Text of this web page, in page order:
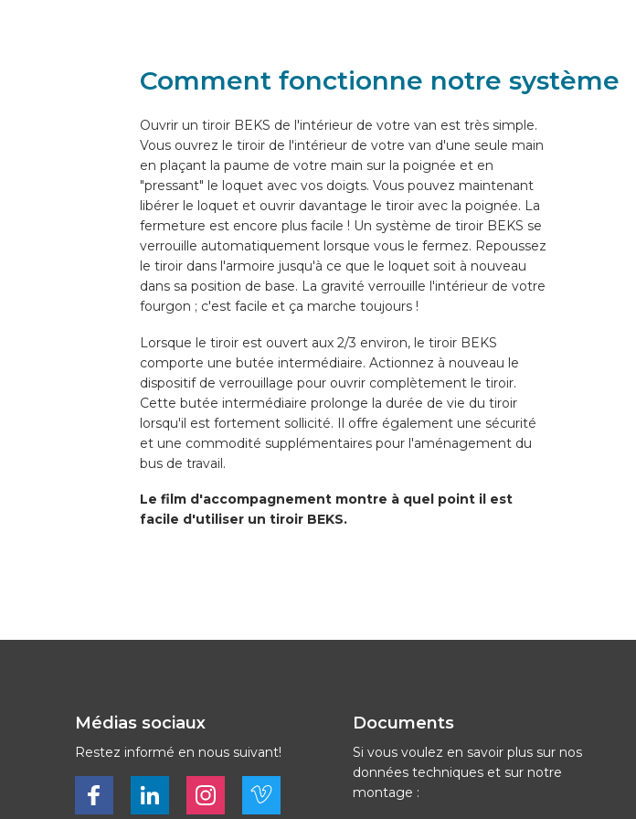
Comment fonctionne notre système
Ouvrir un tiroir BEKS de l'intérieur de votre van est très simple.
Vous ouvrez le tiroir de l'intérieur de votre van d'une seule main
en plaçant la paume de votre main sur la poignée et en
"pressant" le loquet avec vos doigts. Vous pouvez maintenant
libérer le loquet et ouvrir davantage le tiroir avec la poignée. La
fermeture est encore plus facile ! Un système de tiroir BEKS se
verrouille automatiquement lorsque vous le fermez. Repoussez
le tiroir dans l'armoire jusqu'à ce que le loquet soit à nouveau
dans sa position de base. La gravité verrouille l'intérieur de votre
fourgon ; c'est facile et ça marche toujours !
Lorsque le tiroir est ouvert aux 2/3 environ, le tiroir BEKS
comporte une butée intermédiaire. Actionnez à nouveau le
dispositif de verrouillage pour ouvrir complètement le tiroir.
Cette butée intermédiaire prolonge la durée de vie du tiroir
lorsqu'il est fortement sollicité. Il offre également une sécurité
et une commodité supplémentaires pour l'aménagement du
bus de travail.
Le film d'accompagnement montre à quel point il est
facile d'utiliser un tiroir BEKS.
Médias sociaux
Restez informé en nous suivant!
Bekijk ons op FacebookBekijk ons op LinkedInBekijk ons op LinkedInBekijk ons op Vimeo
Documents
Si vous voulez en savoir plus sur nos
données techniques et sur notre
montage :